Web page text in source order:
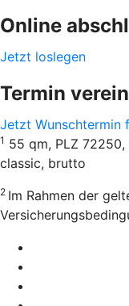
Online
Jetzt loslegen
Termin
Jetzt Wunschtermin
1 55 qm, PLZ
classic, brutto
2 Im Rahmen der